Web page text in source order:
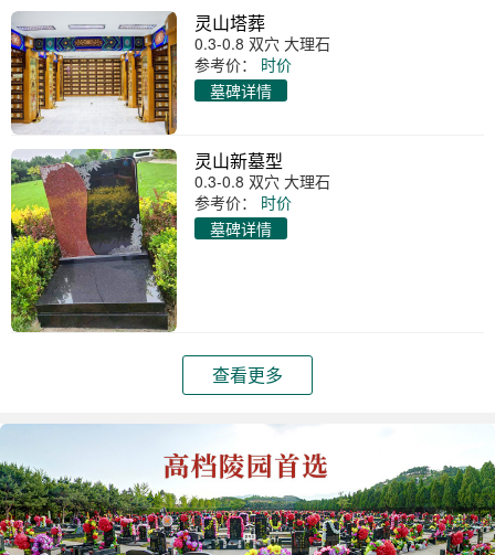
灵山塔葬
0.3-0.8 双穴 大理石
参考价：
时价
墓碑详情
灵山新墓型
0.3-0.8 双穴 大理石
参考价：
时价
墓碑详情
查看更多